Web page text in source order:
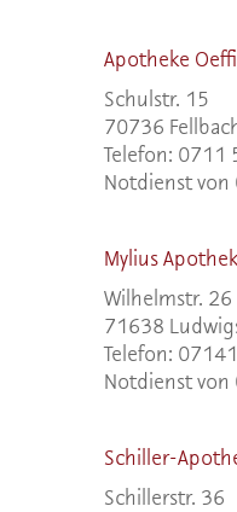
Apotheke
Schulstr. 15
70736
Telefon: 0711
Notdienst
Mylius
Wilhelmstr. 26
71638
Telefon:
Notdienst
Schiller-
Schillerstr. 36